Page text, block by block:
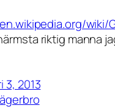
wiki/
riktig manna
3, 2013